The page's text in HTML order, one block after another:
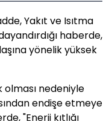
Yakıt ve Isıtma
haberde,
yönelik yüksek
nedeniyle
endişe etmeye
"Enerji kıtlığı